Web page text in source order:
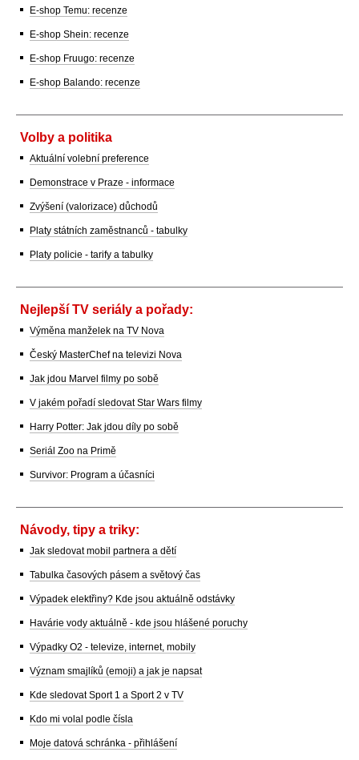
E-shop Temu: recenze
E-shop Shein: recenze
E-shop Fruugo: recenze
E-shop Balando: recenze
Volby a politika
Aktuální volební preference
Demonstrace v Praze - informace
Zvýšení (valorizace) důchodů
Platy státních zaměstnanců - tabulky
Platy policie - tarify a tabulky
Nejlepší TV seriály a pořady:
Výměna manželek na TV Nova
Český MasterChef na televizi Nova
Jak jdou Marvel filmy po sobě
V jakém pořadí sledovat Star Wars filmy
Harry Potter: Jak jdou díly po sobě
Seriál Zoo na Primě
Survivor: Program a účasníci
Návody, tipy a triky:
Jak sledovat mobil partnera a dětí
Tabulka časových pásem a světový čas
Výpadek elektřiny? Kde jsou aktuálně odstávky
Havárie vody aktuálně - kde jsou hlášené poruchy
Výpadky O2 - televize, internet, mobily
Význam smajlíků (emoji) a jak je napsat
Kde sledovat Sport 1 a Sport 2 v TV
Kdo mi volal podle čísla
Moje datová schránka - přihlášení